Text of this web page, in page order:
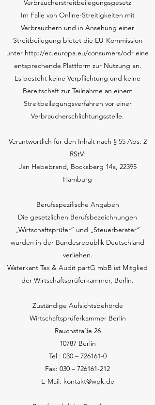
Verbraucherstreitbeilegungsgesetz
Im Falle von Online-Streitigkeiten mit
Verbrauchern und in Ansehung einer
Streitbeilegung bietet die EU-Kommission
unter http://ec.europa.eu/consumers/odr eine
entsprechende Plattform zur Nutzung an.
Es besteht keine Verpflichtung und keine
Bereitschaft zur Teilnahme an einem
Streitbeilegungsverfahren vor einer
Verbraucherschlichtungsstelle.
Verantwortlich für den Inhalt nach § 55 Abs. 2
RStV:
Jan Hebebrand, Bocksberg 14a, 22395
Hamburg
Berufsspezifische Angaben
Die gesetzlichen Berufsbezeichnungen
„Wirtschaftsprüfer“ und „Steuerberater“
wurden in der Bundesrepublik Deutschland
verliehen.
Waterkant Tax & Audit partG mbB ist Mitglied
der Wirtschaftsprüferkammer, Berlin.
Zuständige Aufsichtsbehörde
Wirtschaftsprüferkammer Berlin
Rauchstraße 26
10787 Berlin
Tel.: 030 – 726161-0
Fax: 030 – 726161-212
E-Mail: kontakt@wpk.de